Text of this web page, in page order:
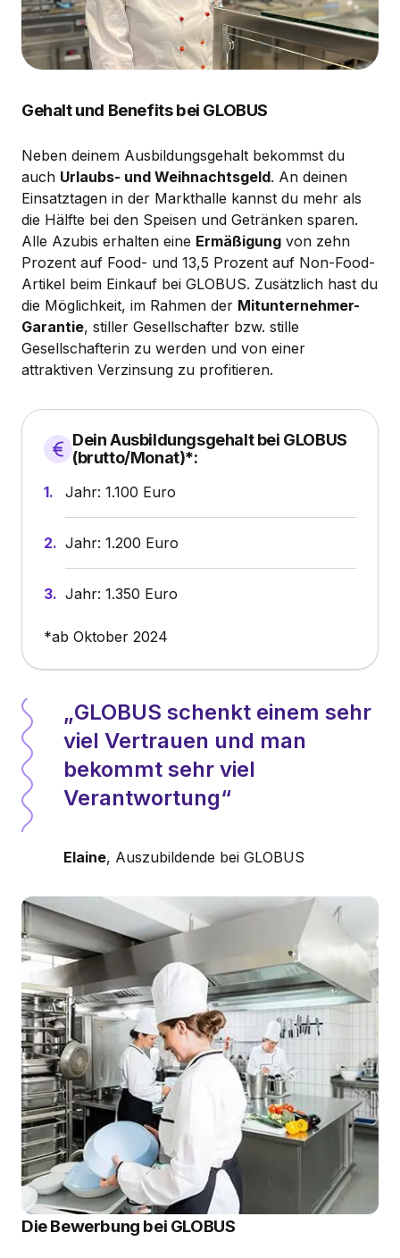
Gehalt und Benefits bei GLOBUS
Neben deinem Ausbildungsgehalt bekommst du
auch Urlaubs- und Weihnachtsgeld. An deinen
Einsatztagen in der Markthalle kannst du mehr als
die Hälfte bei den Speisen und Getränken sparen.
Alle Azubis erhalten eine Ermäßigung von zehn
Prozent auf Food- und 13,5 Prozent auf Non-Food-
Artikel beim Einkauf bei GLOBUS. Zusätzlich hast du
die Möglichkeit, im Rahmen der Mitunternehmer-
Garantie, stiller Gesellschafter bzw. stille
Gesellschafterin zu werden und von einer
attraktiven Verzinsung zu profitieren.
Dein Ausbildungsgehalt bei GLOBUS
(brutto/Monat)*:
Jahr: 1.100 Euro
Jahr: 1.200 Euro
Jahr: 1.350 Euro
*ab Oktober 2024
GLOBUS schenkt einem sehr
viel Vertrauen und man
bekommt sehr viel
Verantwortung
Elaine, Auszubildende bei GLOBUS
Die Bewerbung bei GLOBUS